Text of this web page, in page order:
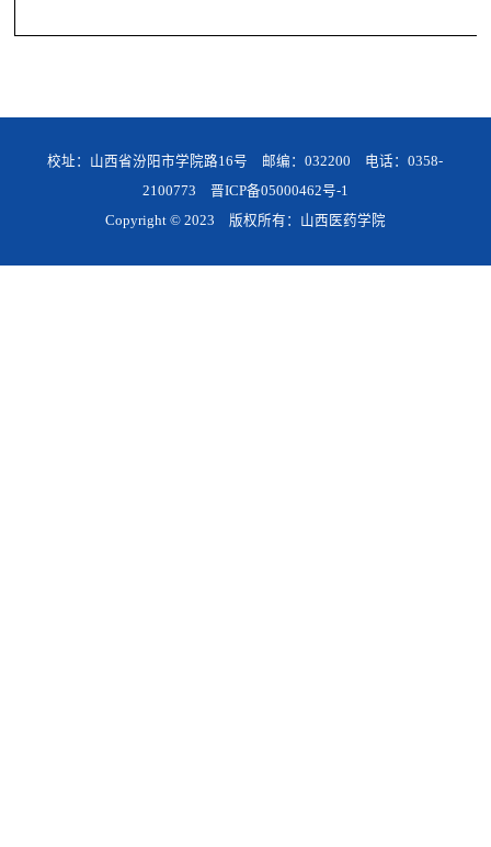
校址：山西省汾阳市学院路16号 邮编：032200 电话：0358-
2100773 晋ICP备05000462号-1
Copyright © 2023 版权所有：山西医药学院